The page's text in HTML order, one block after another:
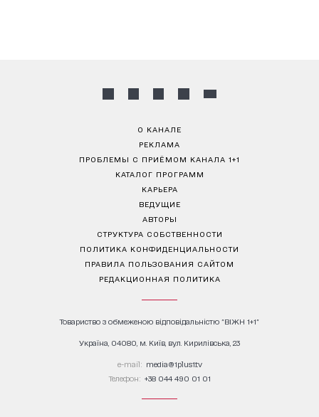
О КАНАЛЕ
РЕКЛАМА
ПРОБЛЕМЫ С ПРИЁМОМ КАНАЛА 1+1
КАТАЛОГ ПРОГРАММ
КАРЬЕРА
ВЕДУЩИЕ
АВТОРЫ
СТРУКТУРА СОБСТВЕННОСТИ
ПОЛИТИКА КОНФИДЕНЦИАЛЬНОСТИ
ПРАВИЛА ПОЛЬЗОВАНИЯ САЙТОМ
РЕДАКЦИОННАЯ ПОЛИТИКА
Товариство з обмеженою відповідальністю "ВІЖН 1+1"
Україна, 04080, м. Київ, вул. Кирилівська, 23
е-mail: media@1plus1.tv
Телефон: +38 044 490 01 01